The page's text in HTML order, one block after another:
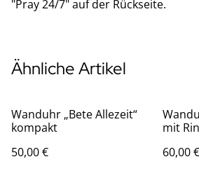
"Pray 24/7" auf der Rückseite.
Ähnliche Artikel
Wanduhr „Bete Allezeit“
kompakt
50,00 €
mit
60,00 €